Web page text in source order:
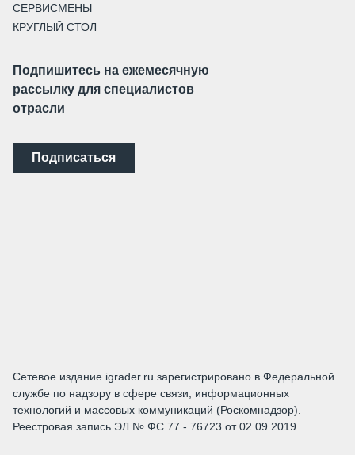
СЕРВИСМЕНЫ
КРУГЛЫЙ СТОЛ
Подпишитесь на ежемесячную
рассылку для специалистов
отрасли
Подписаться
Сетевое издание igrader.ru зарегистрировано в Федеральной
службе по надзору в сфере связи, информационных
технологий и массовых коммуникаций (Роскомнадзор).
Реестровая запись ЭЛ № ФС 77 - 76723 от 02.09.2019